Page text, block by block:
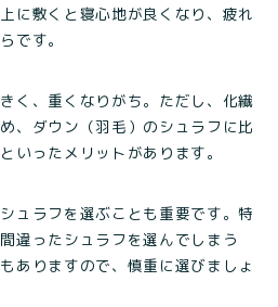
に敷くと寝心地が良くなり、疲れ
です。
く、重くなりがち。ただし、化繊
、ダウン（羽毛）のシュラフに比
いったメリットがあります。
ュラフを選ぶことも重要です。特
違ったシュラフを選んでしまう
ありますので、慎重に選びましょ